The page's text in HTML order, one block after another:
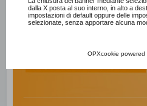
dalla X posta al suo interno, in alto a
impostazioni di default oppure delle
selezionate, senza apportare alcuna
OPXcookie powered